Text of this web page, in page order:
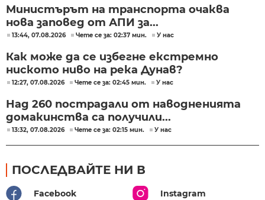
Министърът на транспорта очаква
нова заповед от АПИ за...
13:44, 07.08.2026 Чете се за: 02:37 мин. У нас
Как може да се избегне екстремно
ниското ниво на река Дунав?
12:27, 07.08.2026 Чете се за: 02:45 мин. У нас
Над 260 пострадали от наводненията
домакинства са получили...
13:32, 07.08.2026 Чете се за: 02:15 мин. У нас
ПОСЛЕДВАЙТЕ НИ В
Facebook Instagram